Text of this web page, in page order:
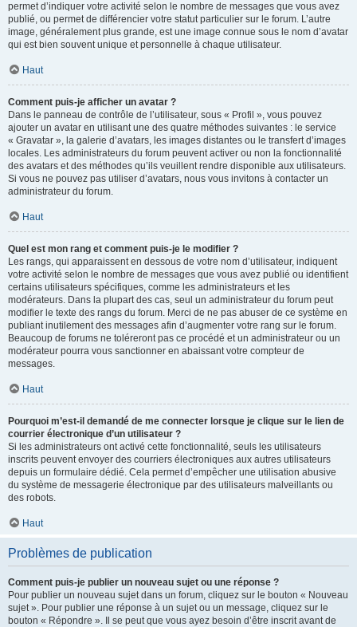
permet d’indiquer votre activité selon le nombre de messages que vous avez
publié, ou permet de différencier votre statut particulier sur le forum. L’autre
image, généralement plus grande, est une image connue sous le nom d’avatar
qui est bien souvent unique et personnelle à chaque utilisateur.
Haut
Comment puis-je afficher un avatar ?
Dans le panneau de contrôle de l’utilisateur, sous « Profil », vous pouvez
ajouter un avatar en utilisant une des quatre méthodes suivantes : le service
« Gravatar », la galerie d’avatars, les images distantes ou le transfert d’images
locales. Les administrateurs du forum peuvent activer ou non la fonctionnalité
des avatars et des méthodes qu’ils veuillent rendre disponible aux utilisateurs.
Si vous ne pouvez pas utiliser d’avatars, nous vous invitons à contacter un
administrateur du forum.
Haut
Quel est mon rang et comment puis-je le modifier ?
Les rangs, qui apparaissent en dessous de votre nom d’utilisateur, indiquent
votre activité selon le nombre de messages que vous avez publié ou identifient
certains utilisateurs spécifiques, comme les administrateurs et les
modérateurs. Dans la plupart des cas, seul un administrateur du forum peut
modifier le texte des rangs du forum. Merci de ne pas abuser de ce système en
publiant inutilement des messages afin d’augmenter votre rang sur le forum.
Beaucoup de forums ne toléreront pas ce procédé et un administrateur ou un
modérateur pourra vous sanctionner en abaissant votre compteur de
messages.
Haut
Pourquoi m’est-il demandé de me connecter lorsque je clique sur le lien de
courrier électronique d’un utilisateur ?
Si les administrateurs ont activé cette fonctionnalité, seuls les utilisateurs
inscrits peuvent envoyer des courriers électroniques aux autres utilisateurs
depuis un formulaire dédié. Cela permet d’empêcher une utilisation abusive
du système de messagerie électronique par des utilisateurs malveillants ou
des robots.
Haut
Problèmes de publication
Comment puis-je publier un nouveau sujet ou une réponse ?
Pour publier un nouveau sujet dans un forum, cliquez sur le bouton « Nouveau
sujet ». Pour publier une réponse à un sujet ou un message, cliquez sur le
bouton « Répondre ». Il se peut que vous ayez besoin d’être inscrit avant de